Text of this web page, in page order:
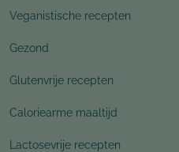
Veganistische recepten
Gezond
Glutenvrije recepten
Caloriearme maaltijd
Lactosevrije recepten